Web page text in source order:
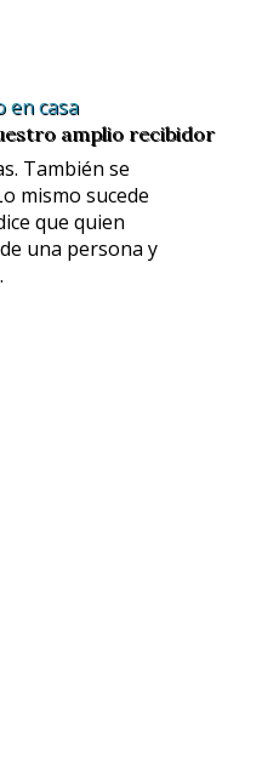
en casa
amplio recibidor
También se
mismo sucede
que quien
una persona y